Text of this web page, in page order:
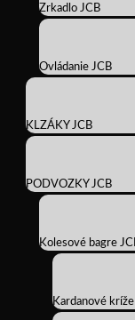
Zrkadlo JCB
Ovládanie JCB
KLZÁKY JCB
PODVOZKY JCB
Kolesové bagre
Kardanové